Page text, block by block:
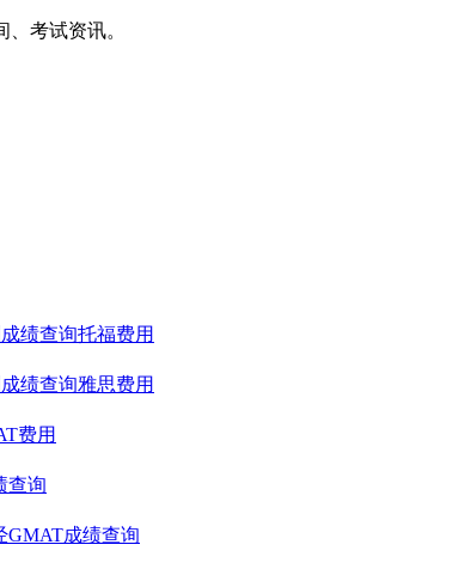
考试资讯。
成绩查询托福费用
成绩查询雅思费用
费用
查询
GMAT成绩查询